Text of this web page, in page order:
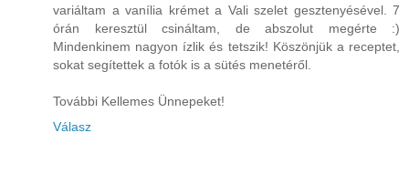
variáltam a vanília krémet a Vali szelet gesztenyésével. 7
órán keresztül csináltam, de abszolut megérte :)
Mindenkinem nagyon ízlik és tetszik! Köszönjük a receptet,
sokat segítettek a fotók is a sütés menetéről.
További Kellemes Ünnepeket!
Válasz